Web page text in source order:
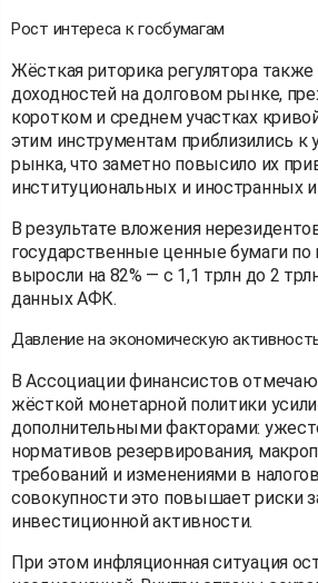
Рост интереса к госбумагам
Жёсткая риторика регулятора также
доходностей на долговом рынке,
коротком и среднем участках
этим инструментам приблизились к
рынка, что заметно повысило их
институциональных и иностранных
В результате вложения
государственные ценные бумаги по
выросли на 82% — с 1,1 трлн до 2
данных АФК.
Давление на экономическую
В Ассоциации финансистов
жёсткой монетарной политики
дополнительными факторами:
нормативов резервирования,
требований и изменениями в
совокупности это повышает риски
инвестиционной активности.
При этом инфляционная ситуация